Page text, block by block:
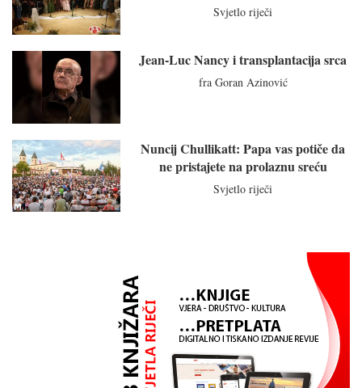
Svjetlo riječi
Jean-Luc Nancy i transplantacija srca
fra Goran Azinović
Nuncij Chullikatt: Papa vas potiče da
ne pristajete na prolaznu sreću
Svjetlo riječi